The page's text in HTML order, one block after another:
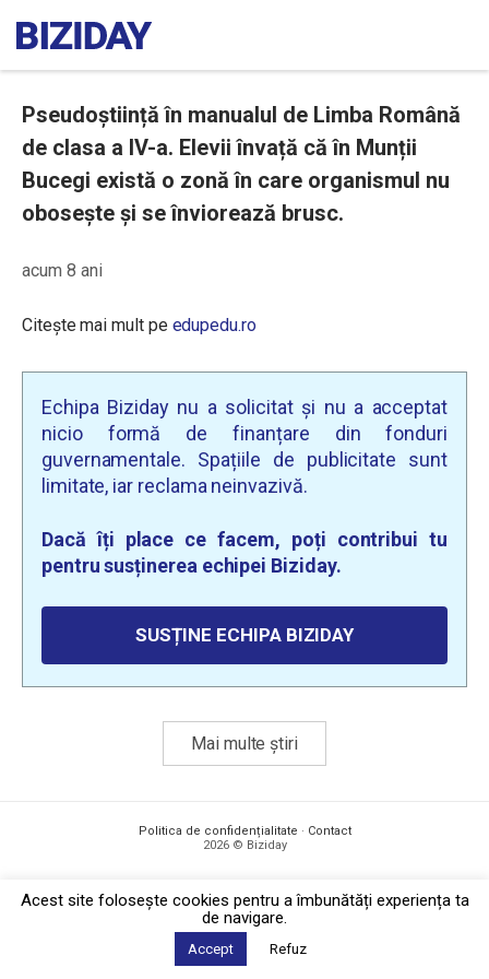
Pseudoștiință în manualul de Limba Română
de clasa a IV-a. Elevii învață că în Munții
Bucegi există o zonă în care organismul nu
obosește și se înviorează brusc.
acum 8 ani
Citește mai mult pe edupedu.ro
Echipa Biziday nu a solicitat și nu a acceptat
nicio formă de finanțare din fonduri
guvernamentale. Spațiile de publicitate sunt
limitate, iar reclama neinvazivă.
Dacă îți place ce facem, poți contribui tu
pentru susținerea echipei Biziday.
SUSȚINE ECHIPA BIZIDAY
Mai multe știri
Politica de confidențialitate · Contact
2026 © Biziday
Acest site foloseşte cookies pentru a îmbunătăți experiența ta
de navigare.
Accept Refuz